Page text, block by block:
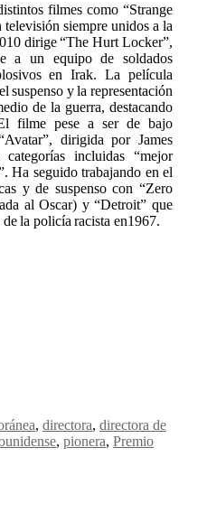
filmes como “Strange
siempre unidos a la
dirige “The Hurt Locker”,
a un equipo de soldados
en Irak. La película
suspenso y la representación
de la guerra, destacando
filme pese a ser de bajo
dirigida por James
incluidas “mejor
Ha seguido trabajando en el
y de suspenso con “Zero
al Oscar) y “Detroit” que
la policía racista en1967.
, directora, directora de
, pionera, Premio